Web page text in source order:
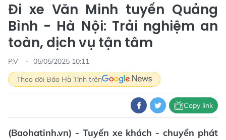
Đi xe Văn Minh tuyến Quảng
Bình - Hà Nội: Trải nghiệm an
toàn, dịch vụ tận tâm
P.V
05/05/2025 10:11
Theo dõi Báo Hà Tĩnh trên
Copy link
(Baohatinh.vn) - Tuyến xe khách - chuyển phát